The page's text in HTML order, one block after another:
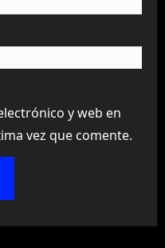
y web en
vez que comente.